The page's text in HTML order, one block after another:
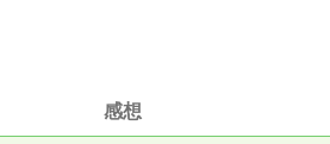
感想